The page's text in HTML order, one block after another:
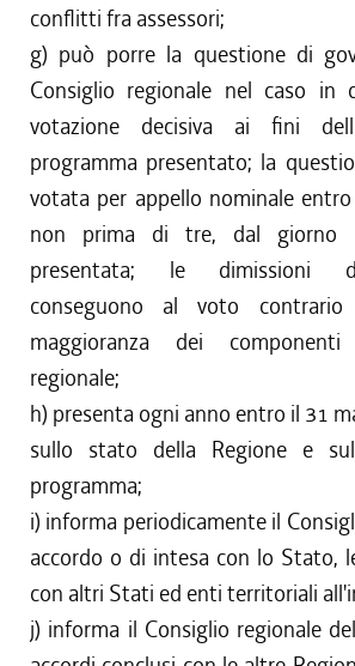
conflitti fra assessori;
g) può porre la questione di
Consiglio regionale nel caso in
votazione decisiva ai fini
programma presentato; la
votata per appello nominale
non prima di tre, dal
presentata; le dimissioni
conseguono al voto contrario
maggioranza dei
regionale;
h) presenta ogni anno entro il 31
sullo stato della Regione e
programma;
i) informa periodicamente il
accordo o di intesa con lo Stato,
con altri Stati ed enti territoriali
j) informa il Consiglio regionale